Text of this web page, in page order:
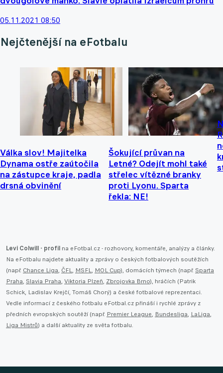
05.11.2021 08:50
Nejčtenější na eFotbalu
Válka slov! Majitelka
Dynama ostře zaútočila
na zástupce kraje, padla
drsná obvinění
Šokující průvan na
Letné? Odejít mohl také
střelec vítězné branky
proti Lyonu. Sparta
řekla: NE!
Levi Colwill - profil na eFotbal.cz - rozhovory, komentáře, analýzy a články.
Na eFotbalu najdete aktuality a zprávy o českých fotbalových soutěžích
(např. Chance Liga, ČFL, MSFL, MOL Cup), domácích týmech (např. Sparta
Praha, Slavia Praha, Viktoria Plzeň, Zbrojovka Brno), hráčích (Patrik
Schick, Ladislav Krejčí, Tomáš Chorý) a české fotbalové reprezentaci.
Vedle informací z českého fotbalu eFotbal.cz přináší i rychlé zprávy z
předních evropských soutěží (např. Premier League, Bundesliga, LaLiga,
Liga Mistrů) a další aktuality ze světa fotbalu.